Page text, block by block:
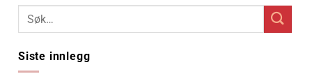
Siste innlegg